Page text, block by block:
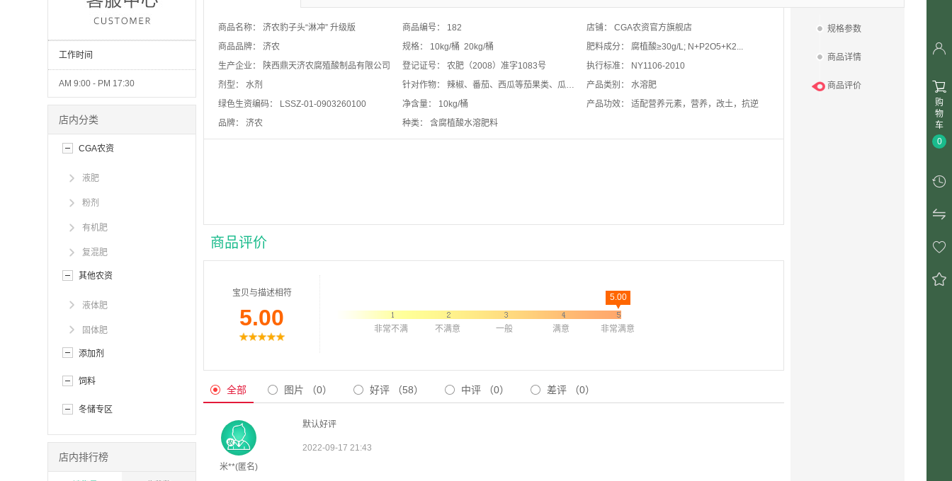
工作时间
AM 9:00 - PM 17:30
店内分类
CGA农资
液肥
粉剂
有机肥
复混肥
其他农资
液体肥
固体肥
添加剂
饲料
冬储专区
店内排行榜
规格参数
商品详情
商品评价
商品名称： 济农豹子头“淋冲” 升级版 商品编号： 182 店铺： CGA农资官方旗舰店
商品品牌： 济农 规格： 10kg/桶 20kg/桶 肥料成分： 腐植酸≥30g/L; N+P2O5+K2...
生产企业：
陕西鼎天济农腐殖酸制品有限公司 登记证号： 农肥（2008）准字1083号 执行标准：
NY1106-2010
剂型： 水剂 针对作物： 辣椒、番茄、西瓜等茄果类、瓜类、大白菜、... 产品类别： 水溶肥
绿色生资编码：
LSSZ-01-0903260100 净含量： 10kg/桶 产品功效： 适配营养元素，营养，改土，抗逆
品牌： 济农 种类： 含腐植酸水溶肥料


购
物
车
0



